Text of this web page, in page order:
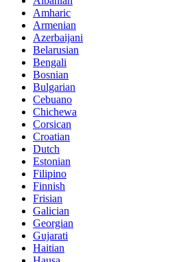
Amharic
Armenian
Azerbaijani
Belarusian
Bengali
Bosnian
Bulgarian
Cebuano
Chichewa
Corsican
Croatian
Dutch
Estonian
Filipino
Finnish
Frisian
Galician
Georgian
Gujarati
Haitian